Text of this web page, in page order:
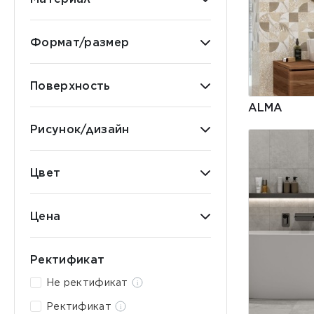
Формат/размер
Поверхность
Рисунок/дизайн
Цвет
Цена
Ректификат
Не ректификат
Ректификат
ALMA